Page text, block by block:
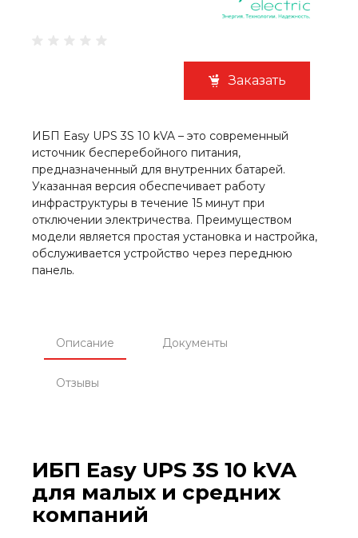
Заказать
ИБП Easy UPS 3S 10 kVA – это современный
источник бесперебойного питания,
предназначенный для внутренних батарей.
Указанная версия обеспечивает работу
инфраструктуры в течение 15 минут при
отключении электричества. Преимуществом
модели является простая установка и настройка,
обслуживается устройство через переднюю
панель.
Описание Документы
Отзывы
ИБП Easy UPS 3S 10 kVA
для малых и средних
компаний